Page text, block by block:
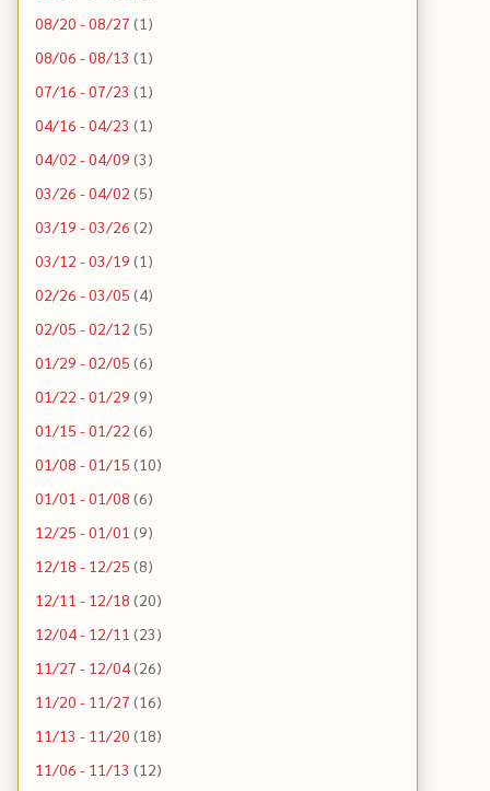
08/20 - 08/27 (1)
08/06 - 08/13 (1)
07/16 - 07/23 (1)
04/16 - 04/23 (1)
04/02 - 04/09 (3)
03/26 - 04/02 (5)
03/19 - 03/26 (2)
03/12 - 03/19 (1)
02/26 - 03/05 (4)
02/05 - 02/12 (5)
01/29 - 02/05 (6)
01/22 - 01/29 (9)
01/15 - 01/22 (6)
01/08 - 01/15 (10)
01/01 - 01/08 (6)
12/25 - 01/01 (9)
12/18 - 12/25 (8)
12/11 - 12/18 (20)
12/04 - 12/11 (23)
11/27 - 12/04(26)
11/20 - 11/27 (16)
11/13 - 11/20 (18)
11/06 - 11/13 (12)